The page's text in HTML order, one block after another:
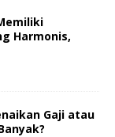
Harmonis,
Gaji atau